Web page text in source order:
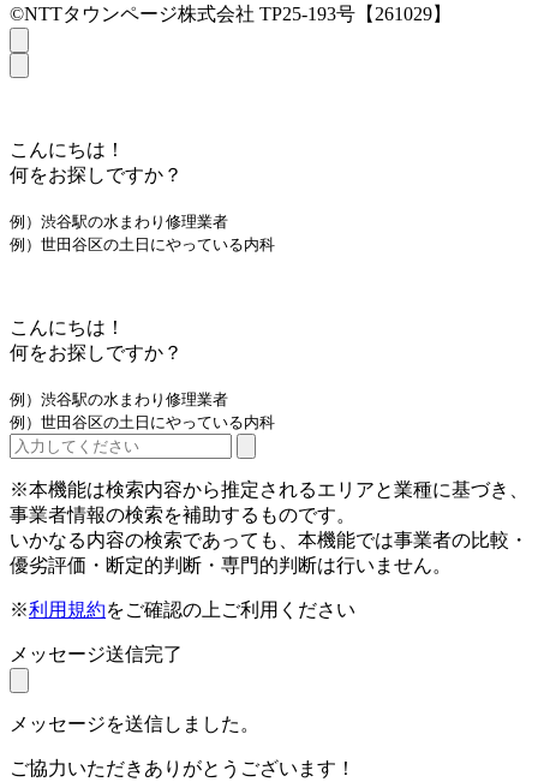
©NTTタウンページ株式会社 TP25-193号【261029】
こんにちは！
何をお探しですか？
例）渋谷駅の水まわり修理業者
例）世田谷区の土日にやっている内科
こんにちは！
何をお探しですか？
例）渋谷駅の水まわり修理業者
例）世田谷区の土日にやっている内科
※本機能は検索内容から推定されるエリアと業種に基づき、
事業者情報の検索を補助するものです。
いかなる内容の検索であっても、本機能では事業者の比較・
優劣評価・断定的判断・専門的判断は行いません。
※利用規約をご確認の上ご利用ください
メッセージ送信完了
メッセージを送信しました。
ご協力いただきありがとうございます！